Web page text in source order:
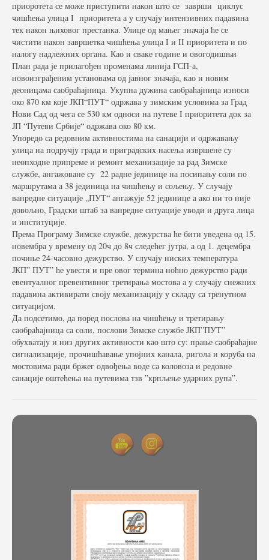
приоротета се може приступити након што се заврши циклус
чишћења улица I приоритета а у случају интензивних падавина
тек након њиховог престанка. Улице од мањег значаја ће се
чистити након завршетка чишћења улица I и II приоритета и по
налогу надлежних органа. Као и сваке године и овогодишњи
План рада је прилагођен променама линија ГСП-а,
новоизграђеним установама од јавног значаја, као и новим
деоницама саобраћајница. Укупна дужина саобраћајница износи
око 870 км које ЈКП“ПУТ“ одржава у зимским условима за Град
Нови Сад од чега се 530 км односи на путеве I приоритета док за
ЈП “Путеви Србије“ одржава око 80 км.
Упоредо са редовним активностима на санацији и одржавању
улица на подручју града и приградских насеља извршене су
неопходне припреме и ремонт механизације за рад Зимске
службе, ангажоване су 22 радне јединице на посипању соли по
маршрутама а 38 јединица на чишћењу и сољењу. У случају
ванредне ситуације „ПУТ“ ангажује 52 јединице а ако ни то није
довољно, Градски штаб за ванредне ситуације уводи и друга лица
и институције.
Према Програму Зимске службе, дежурства ће бити уведена од 15.
новембра у времену од 20ч до 8ч следећег јутра, а од 1. децембра
почиње 24-часовно дежурство. У случају ниских температура
ЈКП” ПУТ” ће увести и пре овог термина ноћно дежурство ради
евентуалног превентивног третирања мостова а у случају снежних
падавина активирати своју механизацију у складу са тренутном
ситуацијом.
Да подсетимо, да поред послова на чишћењу и третирању
саобраћајница са соли, послови Зимске службе ЈКП”ПУТ”
обухватају и низ других активности као што су: прање саобраћајне
сигнализације, прочишћавање упојних канала, ригола и коруба на
мостовима ради бржег одвођења воде са коловоза и редовне
санације оштећења на путевима тзв ”крпљење ударних рупа”.